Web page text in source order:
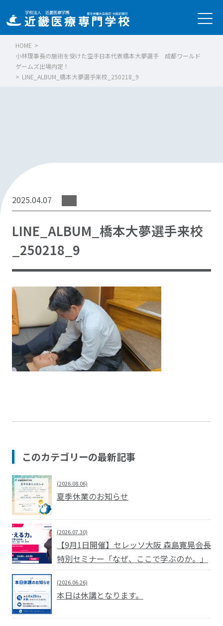
HOME >
小林理事長の施術を受けた空手日本代表橋本大夢選手 成都ワールド
ゲームズ出場内定！
> LINE_ALBUM_橋本大夢選手来校_250218_9
2025.04.07
LINE_ALBUM_橋本大夢選手来校
_250218_9
このカテゴリーの最新記事
(2026.08.06)
夏季休業のお知らせ
(2026.07.30)
【9月1日開催】セレッソ大阪 森島寛晃会長
特別セミナー「なぜ、ここで学ぶのか。」
(2026.06.26)
本日は休講となります。